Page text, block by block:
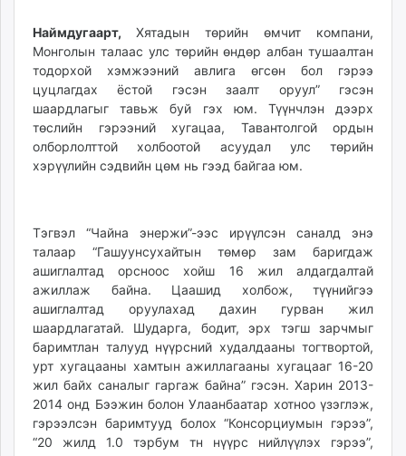
Наймдугаарт, Хятадын төрийн өмчит компани,
Монголын талаас улс төрийн өндөр албан тушаалтан
тодорхой хэмжээний авлига өгсөн бол гэрээ
цуцлагдах ёстой гэсэн заалт оруул” гэсэн
шаардлагыг тавьж буй гэх юм. Түүнчлэн дээрх
төслийн гэрээний хугацаа, Тавантолгой ордын
олборлолттой холбоотой асуудал улс төрийн
хэрүүлийн сэдвийн цөм нь гээд байгаа юм.
Тэгвэл “Чайна энержи”-ээс ирүүлсэн саналд энэ
талаар “Гашуунсухайтын төмөр зам баригдаж
ашиглалтад орсноос хойш 16 жил алдагдалтай
ажиллаж байна. Цаашид холбож, түүнийгээ
ашиглалтад оруулахад дахин гурван жил
шаардлагатай. Шударга, бодит, эрх тэгш зарчмыг
баримтлан талууд нүүрсний худалдааны тогтвортой,
урт хугацааны хамтын ажиллагааны хугацааг 16-20
жил байх саналыг гаргаж байна” гэсэн. Харин 2013-
2014 онд Бээжин болон Улаанбаатар хотноо үзэглэж,
гэрээлсэн баримтууд болох “Консорциумын гэрээ”,
“20 жилд 1.0 тэрбум тн нүүрс нийлүүлэх гэрээ”,